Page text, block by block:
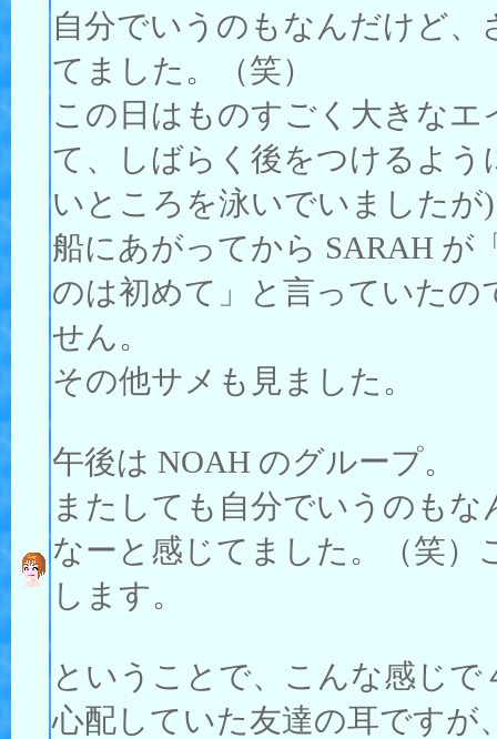
自分でいうのもなんだけど
てました。（笑）
この日はものすごく大きな
て、しばらく後をつけるよ
いところを泳いでいましたが)
船にあがってから SARAH が
のは初めて」と言っていた
せん。
その他サメも見ました。
午後は NOAH のグループ。
またしても自分でいうのも
なーと感じてました。（笑
します。
ということで、こんな感じで
心配していた友達の耳ですが